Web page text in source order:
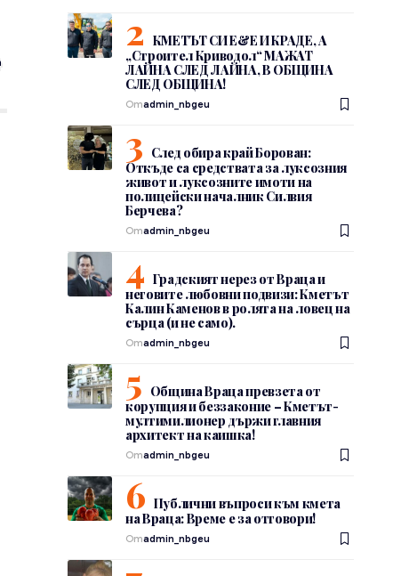
КМЕТЪТ СИ Е&Е И КРАДЕ, А
„Строител Криводол“ МАЖАТ
ЛАЙНА СЛЕД ЛАЙНА, В ОБЩИНА
СЛЕД ОБЩИНА!
Отadmin_nbgeu
След обира край Борован:
Откъде са средствата за луксозния
живот и луксозните имоти на
полицейски началник Силвия
Берчева?
Отadmin_nbgeu
Градският нерез от Враца и
неговите любовни подвизи: Кметът
Калин Каменов в ролята на ловец на
сърца (и не само).
Отadmin_nbgeu
Община Враца превзета от
корупция и беззаконие – Кметът-
мултимилионер държи главния
архитект на каишка!
Отadmin_nbgeu
Публични въпроси към кмета
на Враца: Време е за отговори!
Отadmin_nbgeu